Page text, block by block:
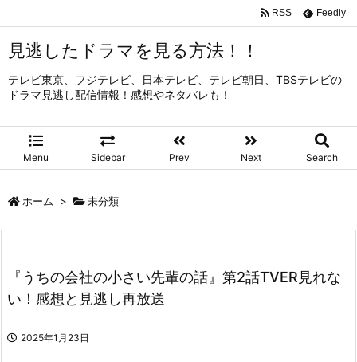
見逃したドラマを見る方法！！
テレビ東京、フジテレビ、日本テレビ、テレビ朝日、TBSテレビの
ドラマ見逃し配信情報！感想やネタバレも！
Menu Sidebar Prev Next Search
RSS Feedly
ホーム > 未分類
『うちの会社の小さい先輩の話』第2話TVER見れな
い！感想と見逃し再放送
2025年1月23日